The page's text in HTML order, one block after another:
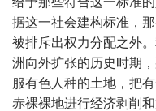
据这一社会建构标准，
被排斥出权力分配之外
洲向外扩张的历史时期
服有色人种的土地，把
赤裸裸地进行经济剥削